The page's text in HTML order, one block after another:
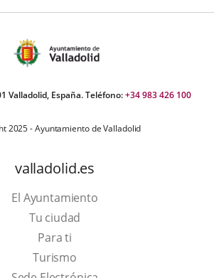
Valladolid, España. Teléfono:+34 983 426 100
2025 - Ayuntamiento de Valladolid
valladolid.es
El Ayuntamiento
Tu ciudad
Para ti
TurismoEste